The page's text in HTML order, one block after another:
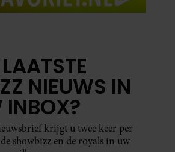
NIEUWS IN
INBOX?
krijgt u twee keer per
showbizz en de royals in uw